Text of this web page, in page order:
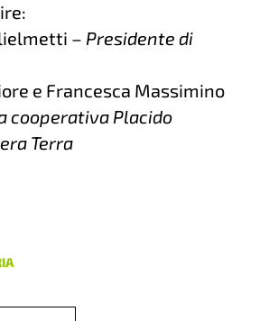
– Presidente di
e Francesca Massimino
cooperativa Placido
Terra